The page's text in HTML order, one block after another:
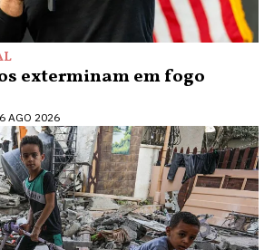
exterminam em fogo
AGO 2026